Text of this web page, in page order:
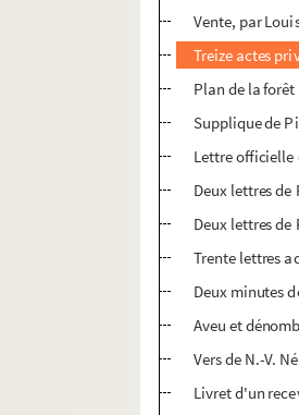
Vente, par
Treize actes
Plan de la
Supplique de
Lettre officielle
Deux lettres de
Deux lettres de
Trente lettres
Deux minutes
Aveu et
Vers de N.-V.
Livret d'un